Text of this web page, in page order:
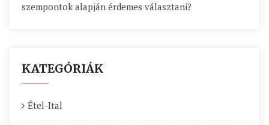
szempontok alapján érdemes választani?
KATEGÓRIÁK
Étel-Ital